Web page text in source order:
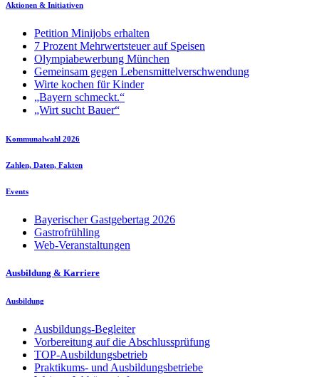
Aktionen & Initiativen
Petition Minijobs erhalten
7 Prozent Mehrwertsteuer auf Speisen
Olympiabewerbung München
Gemeinsam gegen Lebensmittelverschwendung
Wirte kochen für Kinder
„Bayern schmeckt.“
„Wirt sucht Bauer“
Kommunalwahl 2026
Zahlen, Daten, Fakten
Events
Bayerischer Gastgebertag 2026
Gastrofrühling
Web-Veranstaltungen
Ausbildung & Karriere
Ausbildung
Ausbildungs-Begleiter
Vorbereitung auf die Abschlussprüfung
TOP-Ausbildungsbetrieb
Praktikums- und Ausbildungsbetriebe